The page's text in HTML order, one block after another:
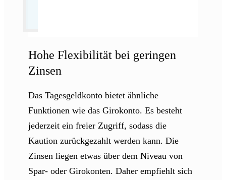
Hohe Flexibilität bei geringen
Zinsen
Das Tagesgeldkonto bietet ähnliche
Funktionen wie das Girokonto. Es besteht
jederzeit ein freier Zugriff, sodass die
Kaution zurückgezahlt werden kann. Die
Zinsen liegen etwas über dem Niveau von
Spar- oder Girokonten. Daher empfiehlt sich